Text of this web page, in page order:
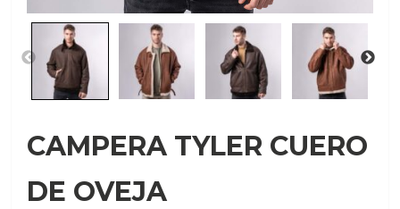
CAMPERA TYLER CUERO
DE OVEJA